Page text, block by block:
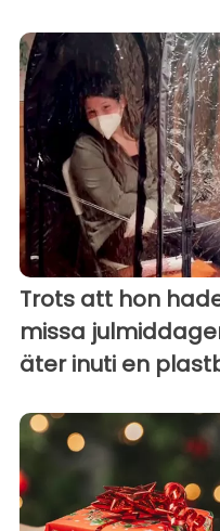
Trots att hon
missa
äter inuti en